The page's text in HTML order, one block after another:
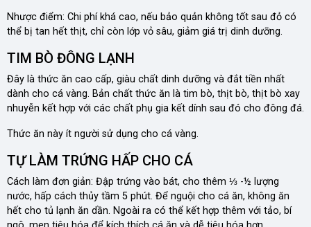
Nhược điểm: Chi phí khá cao, nếu bảo quản không tốt sau đỏ có
thể bị tan hết thịt, chỉ còn lớp vỏ sâu, giảm giá trị dinh dưỡng.
TIM BÒ ĐÔNG LẠNH
Đây là thức ăn cao cấp, giàu chất dinh dưỡng và đắt tiền nhất
dành cho cá vàng. Bản chất thức ăn là tim bò, thịt bò, thịt bò xay
nhuyễn kết hợp với các chất phụ gia kết dính sau đó cho đông đá.
Thức ăn này ít người sử dụng cho cá vàng.
TỰ LÀM TRỨNG HẤP CHO CÁ
Cách làm đơn giản: Đập trứng vào bát, cho thêm ⅓ -½ lượng
nước, hấp cách thủy tầm 5 phút. Để nguội cho cá ăn, không ăn
hết cho tủ lạnh ăn dần. Ngoài ra có thể kết hợp thêm với tảo, bí